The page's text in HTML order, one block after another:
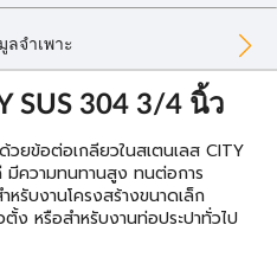
ลจำเพาะ
SUS 304 3/4 นิ้ว
ยข้อต่อเกลียวในสเตนเลส CITY
ความทนทานสูง ทนต่อการ
หรับงานโครงสร้างขนาดเล็ก
ตั้ง หรือสำหรับงานท่อประปาทั่วไป